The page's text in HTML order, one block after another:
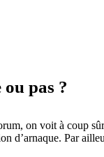
pas ?
on voit à coup
d’arnaque. Par